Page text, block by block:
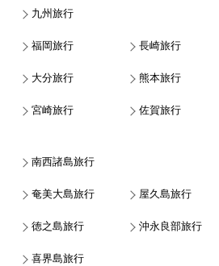
九州旅行
福岡旅行 長崎旅行
大分旅行
熊本旅行
宮崎旅行 佐賀旅行
南西諸島旅行
奄美大島旅行 屋久島旅行
徳之島旅行 沖永良部旅行
喜界島旅行